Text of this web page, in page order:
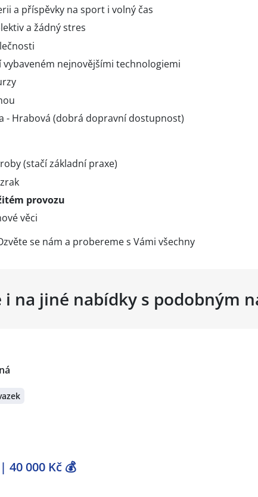
a příspěvky na sport i volný čas
a žádný stres
nejnovějšími technologiemi
- Hrabová (dobrá dopravní dostupnost)
(stačí základní praxe)
provozu
věci
se nám a probereme s Vámi všechny
i na jiné nabídky s podobným
000 Kč 💰